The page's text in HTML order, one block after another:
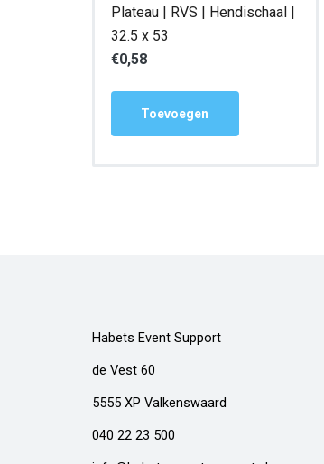
Plateau | RVS | Hendischaal |
32.5 x 53
€0,58
Toevoegen
Habets Event Support
de Vest 60
5555 XP Valkenswaard
040 22 23 500